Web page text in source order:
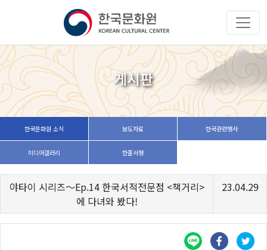
게시판
한국문화원 소식 보도자료 한국관련행사
미디어갤러리 한줄서평
야타이 시리즈〜Ep.14 한국서적전문점 <책거리>
에 다녀와 봤다!
23.04.29